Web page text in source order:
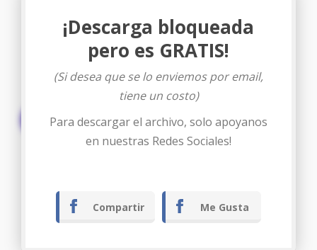
Descargar
¡Descarga bloqueada
pero es GRATIS!
(Si desea que se lo enviemos por email,
tiene un costo)
Para descargar el archivo, solo apoyanos
en nuestras Redes Sociales!
Compartir Me Gusta